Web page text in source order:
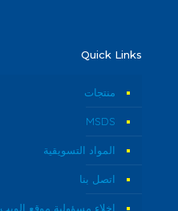
Quick Links
منتجات
MSDS
المواد التسويقية
اتصل بنا
إخلاء مسؤولية موقع الويب